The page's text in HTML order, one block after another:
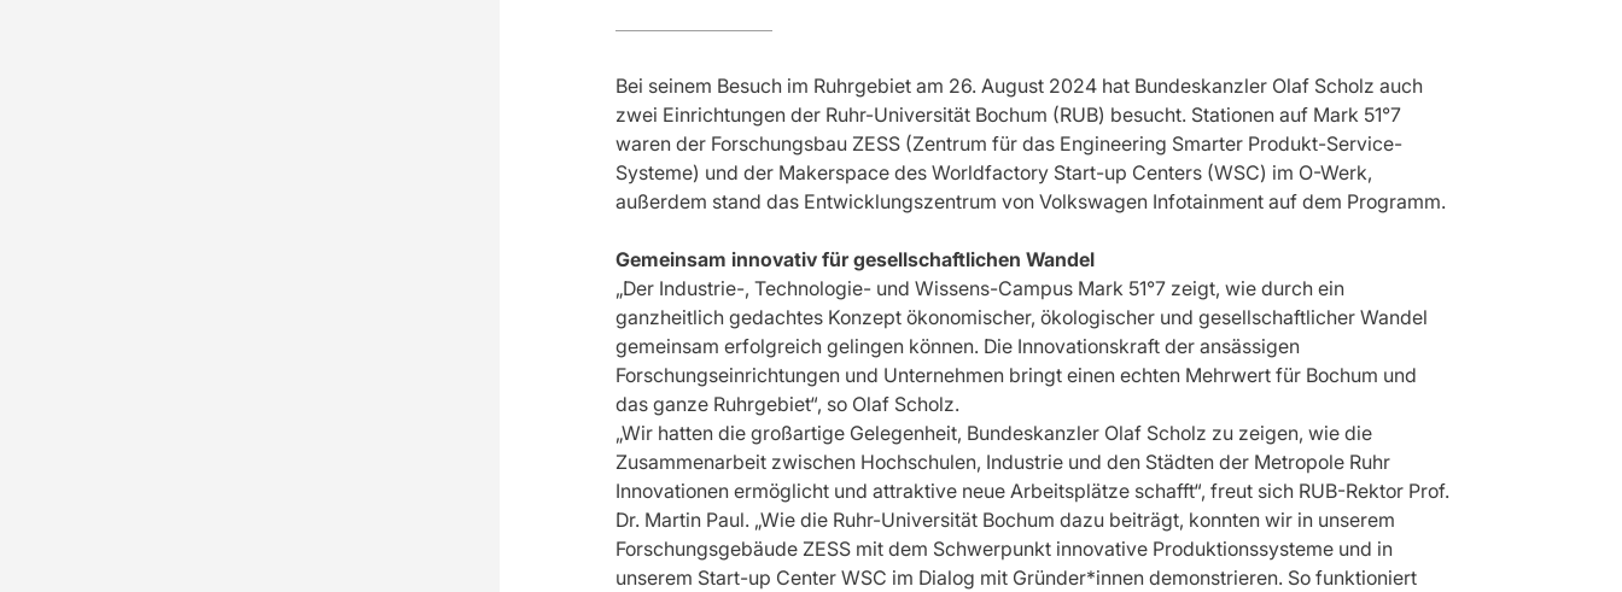
Bei seinem Besuch im Ruhrgebiet am 26. August 2024 hat Bundeskanzler Olaf Scholz auch
zwei Einrichtungen der Ruhr-Universität Bochum (RUB) besucht. Stationen auf Mark 51°7
waren der Forschungsbau ZESS (Zentrum für das Engineering Smarter Produkt-Service-
Systeme) und der Makerspace des Worldfactory Start-up Centers (WSC) im O-Werk,
außerdem stand das Entwicklungszentrum von Volkswagen Infotainment auf dem Programm.
Gemeinsam innovativ für gesellschaftlichen Wandel
„Der Industrie-, Technologie- und Wissens-Campus Mark 51°7 zeigt, wie durch ein
ganzheitlich gedachtes Konzept ökonomischer, ökologischer und gesellschaftlicher Wandel
gemeinsam erfolgreich gelingen können. Die Innovationskraft der ansässigen
Forschungseinrichtungen und Unternehmen bringt einen echten Mehrwert für Bochum und
das ganze Ruhrgebiet“, so Olaf Scholz.
„Wir hatten die großartige Gelegenheit, Bundeskanzler Olaf Scholz zu zeigen, wie die
Zusammenarbeit zwischen Hochschulen, Industrie und den Städten der Metropole Ruhr
Innovationen ermöglicht und attraktive neue Arbeitsplätze schafft“, freut sich RUB-Rektor Prof.
Dr. Martin Paul. „Wie die Ruhr-Universität Bochum dazu beiträgt, konnten wir in unserem
Forschungsgebäude ZESS mit dem Schwerpunkt innovative Produktionssysteme und in
unserem Start-up Center WSC im Dialog mit Gründer*innen demonstrieren. So funktioniert